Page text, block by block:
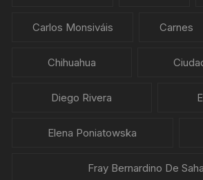
Carlos Monsiváis Carnes
Chihuahua
Diego Rivera
Elena Poniatowska
Fray Bernardino De